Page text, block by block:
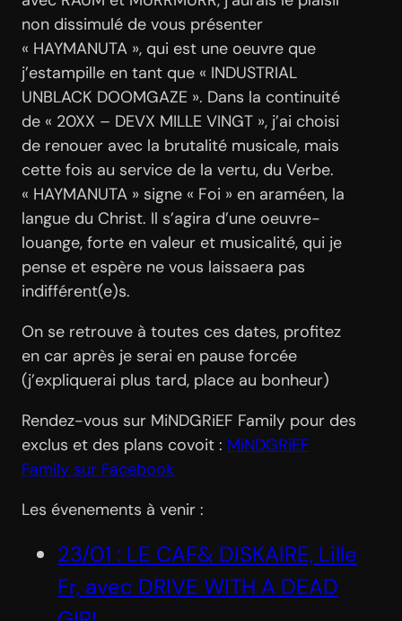
non dissimulé de vous présenter
« HAYMANUTA », qui est une oeuvre que
j’estampille en tant que « INDUSTRIAL
UNBLACK DOOMGAZE ». Dans la continuité
de « 20XX – DEVX MILLE VINGT », j’ai choisi
de renouer avec la brutalité musicale, mais
cette fois au service de la vertu, du Verbe.
« HAYMANUTA » signe « Foi » en araméen, la
langue du Christ. Il s’agira d’une oeuvre-
louange, forte en valeur et musicalité, qui je
pense et espère ne vous laissaera pas
indifférent(e)s.
On se retrouve à toutes ces dates, profitez
en car après je serai en pause forcée
(j’expliquerai plus tard, place au bonheur)
Rendez-vous sur MiNDGRiEF Family pour des
exclus et des plans covoit : MiNDGRiEF
Family sur Facebook
Les évenements à venir :
23/01 : LE CAF& DISKAIRE, Lille
Fr, avec DRIVE WITH A DEAD